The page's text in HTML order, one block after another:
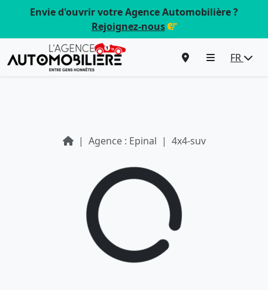
Envie d'ouvrir votre Agence Automobilière ?
Rejoignez-nous
FR
Agence : Epinal 4x4-suv